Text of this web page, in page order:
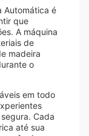
Automática é
que
A máquina
de
madeira
o
​​em todo
Cada
até sua